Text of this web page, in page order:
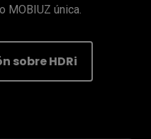
MOBIUZ única.
sobre HDRi